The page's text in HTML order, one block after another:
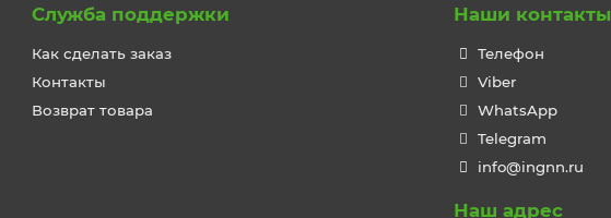
Служба поддержки
Как сделать заказ
Контакты
Возврат товара
Наши контакты
Телефон
Viber
WhatsApp
Telegram
info@ingnn.ru
Наш адрес